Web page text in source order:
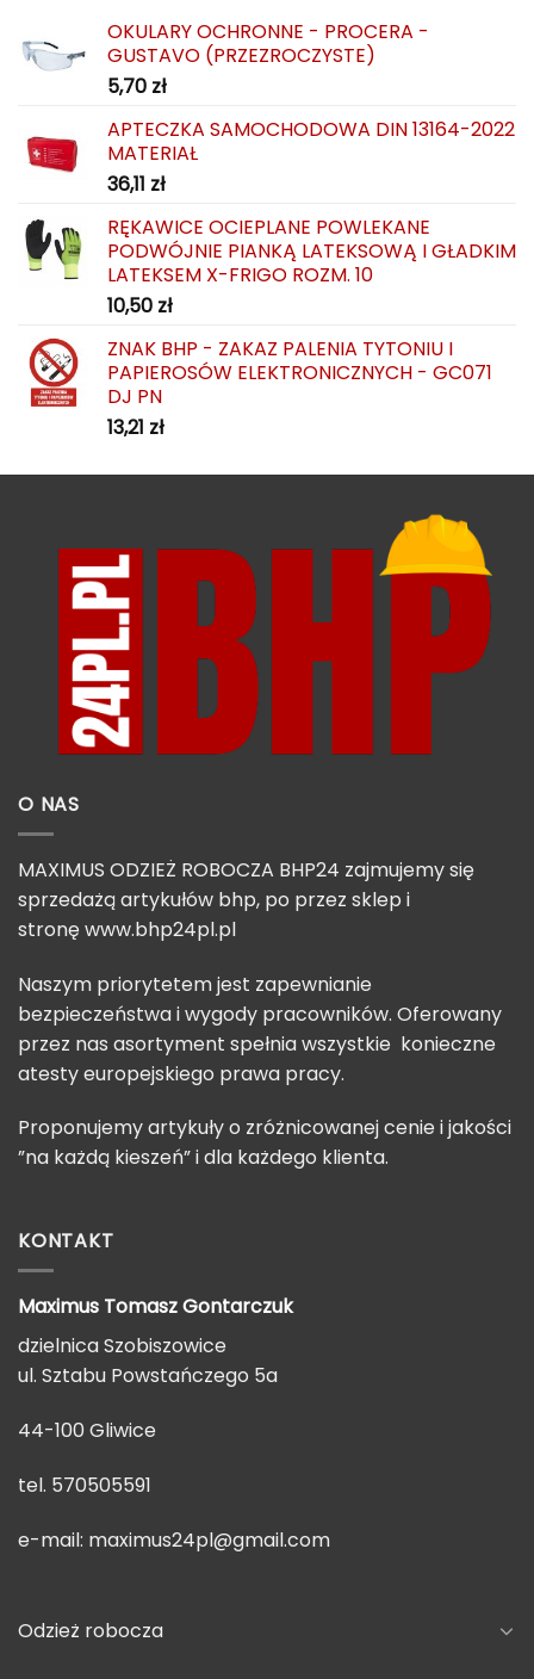
OKULARY OCHRONNE - PROCERA -
GUSTAVO (PRZEZROCZYSTE)
5,70 zł
APTECZKA SAMOCHODOWA DIN 13164-2022
MATERIAŁ
36,11 zł
RĘKAWICE OCIEPLANE POWLEKANE
PODWÓJNIE PIANKĄ LATEKSOWĄ I GŁADKIM
LATEKSEM X-FRIGO ROZM. 10
10,50 zł
ZNAK BHP - ZAKAZ PALENIA TYTONIU I
PAPIEROSÓW ELEKTRONICZNYCH - GC071
DJ PN
13,21 zł
O NAS
MAXIMUS ODZIEŻ ROBOCZA BHP24 zajmujemy się
sprzedażą artykułów bhp, po przez sklep i
stronę www.bhp24pl.pl
Naszym priorytetem jest zapewnianie
bezpieczeństwa i wygody pracowników. Oferowany
przez nas asortyment spełnia wszystkie konieczne
atesty europejskiego prawa pracy.
Proponujemy artykuły o zróżnicowanej cenie i jakości
”na każdą kieszeń” i dla każdego klienta.
KONTAKT
Maximus TomaszGontarczuk
dzielnica Szobiszowice
ul. Sztabu Powstańczego 5a
44-100 Gliwice
tel. 570505591
e-mail: maximus24pl@gmail.com
Odzież robocza